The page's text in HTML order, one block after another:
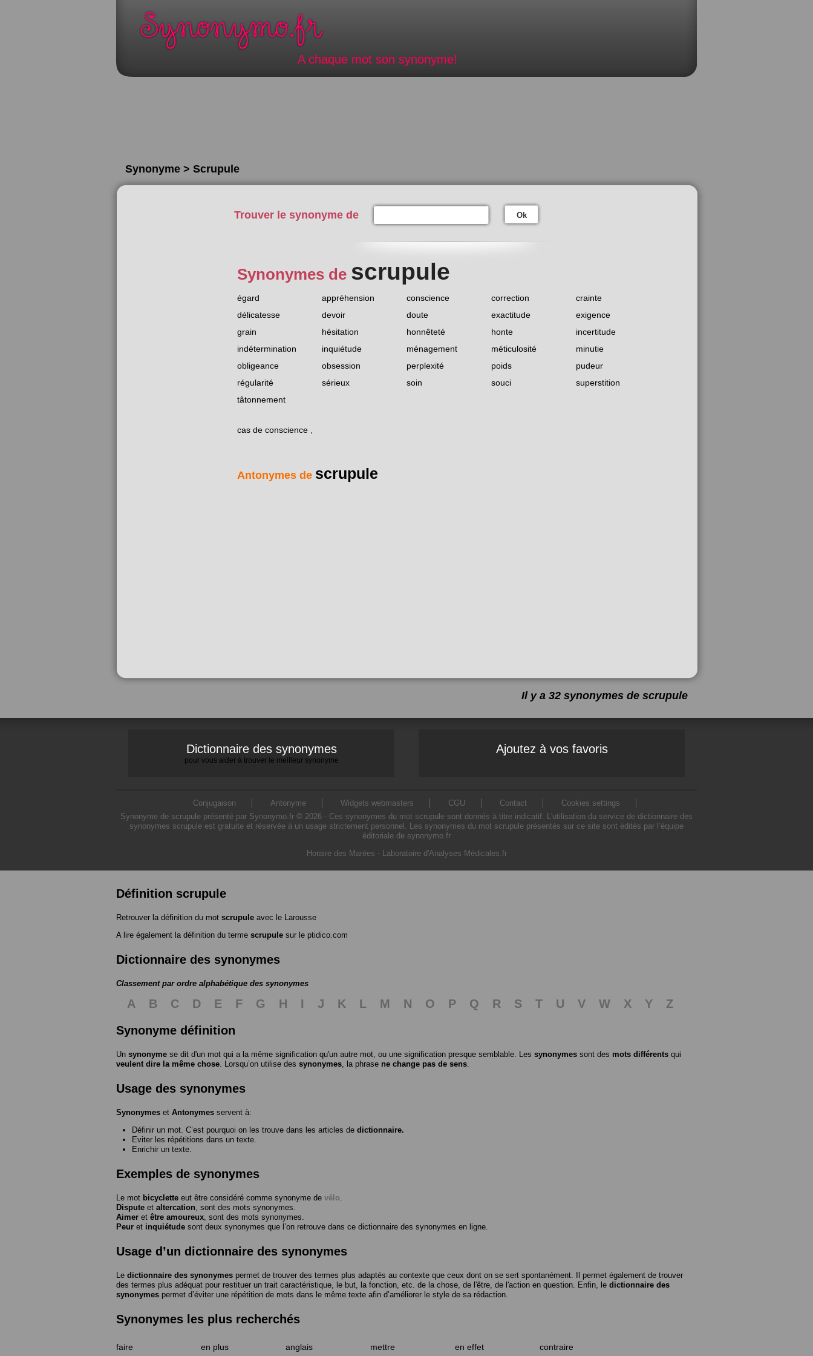
A chaque mot son synonyme!
Synonyme > Scrupule
Trouver le synonyme de Ok
Synonymes de scrupule
égard appréhension conscience correction
crainte
délicatesse
devoir doute exactitude
exigence
grain
hésitation honnêteté honte
incertitude
indétermination
inquiétude ménagement méticulosité
minutie
obligeance
obsession perplexité poids
pudeur
régularité
sérieux soin souci
superstition
tâtonnement
cas de conscience
Antonymes de scrupule
Il y a 32 synonymes de scrupule
Dictionnaire des synonymes
pour vous aider à trouver le meilleur synonyme
Ajoutez à vos favoris
Conjugaison Antonyme Widgets webmasters CGU Contact
Cookies settings
Synonyme de scrupule présenté par Synonymo.fr © 2026 - Ces synonymes du mot scrupule sont donnés à titre indicatif. L'utilisation du service de dictionnaire des
synonymes scrupule est gratuite et réservée à un usage strictement personnel. Les synonymes du mot scrupule présentés sur ce site sont édités par l’équipe
éditoriale de synonymo.fr
Horaire des Marées - Laboratoire d'Analyses Médicales.fr
Définition scrupule
Retrouver la définition du mot scrupule avec le Larousse
A lire également la définition du terme scrupule sur le ptidico.com
Dictionnaire des synonymes
Classement par ordre alphabétique des synonymes
A B C D E F G H I J K L M N O P Q R S T U V W X Y
Z
Synonyme définition
Un synonyme se dit d'un mot qui a la même signification qu'un autre mot, ou une signification presque semblable. Les synonymes sont des mots différents qui
veulent dire la même chose. Lorsqu’on utilise des synonymes, la phrase ne change pas de sens.
Usage des synonymes
Synonymes et Antonymes servent à:
Définir un mot. C’est pourquoi on les trouve dans les articles de dictionnaire.
Eviter les répétitions dans un texte.
Enrichir un texte.
Exemples de synonymes
Le mot bicyclette eut être considéré comme synonyme de vélo.
Dispute et altercation, sont des mots synonymes.
Aimer et être amoureux, sont des mots synonymes.
Peur et inquiétude sont deux synonymes que l’on retrouve dans ce dictionnaire des synonymes en ligne.
Usage d’un dictionnaire des synonymes
Le dictionnaire des synonymes permet de trouver des termes plus adaptés au contexte que ceux dont on se sert spontanément. Il permet également de trouver
des termes plus adéquat pour restituer un trait caractéristique, le but, la fonction, etc. de la chose, de l'être, de l'action en question. Enfin, le dictionnaire des
synonymes permet d’éviter une répétition de mots dans le même texte afin d’améliorer le style de sa rédaction.
Synonymes les plus recherchés
faire en plus anglais mettre en effet contraire